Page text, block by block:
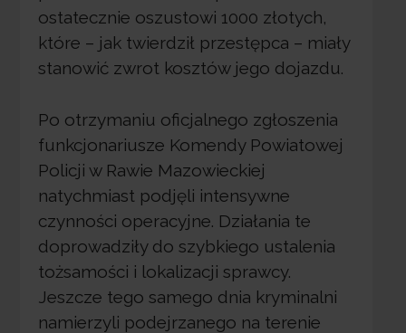
ostatecznie oszustowi 1000 złotych,
które – jak twierdził przestępca – miały
stanowić zwrot kosztów jego dojazdu.
Po otrzymaniu oficjalnego zgłoszenia
funkcjonariusze Komendy Powiatowej
Policji w Rawie Mazowieckiej
natychmiast podjęli intensywne
czynności operacyjne. Działania te
doprowadziły do szybkiego ustalenia
tożsamości i lokalizacji sprawcy.
Jeszcze tego samego dnia kryminalni
namierzyli podejrzanego na terenie